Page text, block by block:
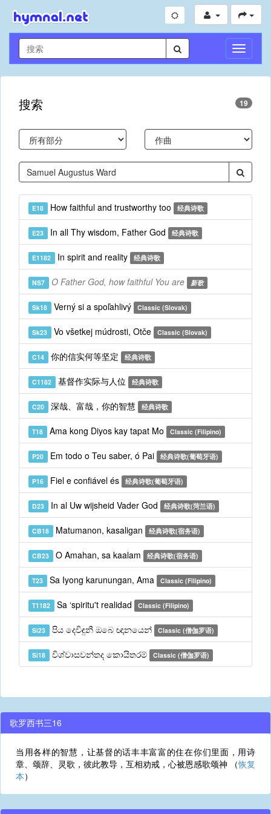
切
换
导
搜索 19
E18 How faithful and trustworthy too 经典诗歌
E23 In all Thy wisdom, Father God 经典诗歌
E1182 In spirit and reality 经典诗歌
NS7 O Father God, how faithful You are 新歌
Sk18 Verný si a spoľahlivý Classic (Slovak)
Sk23 Vo všetkej múdrosti, Otče Classic (Slovak)
C14 你的信实何等坚定 经典诗歌
C1182 基督作实际与人位 经典诗歌
C20 深哉、富哉，你的智慧 经典诗歌
T18 Ama kong Diyos kay tapat Mo Classic (Filipino)
P20 Em todo o Teu saber, ó Pai 经典诗歌(葡萄牙语)
P16 Fiel e confiável és 经典诗歌(葡萄牙语)
D23 In al Uw wijsheid Vader God 经典诗歌(菏兰语)
CB18 Matumanon, kasaligan 经典诗歌(宿务语)
CB23 O Amahan, sa kaalam 经典诗歌(宿务语)
T23 Sa Iyong karunungan, Ama Classic (Filipino)
T1182 Sa ‘spiritu't realidad Classic (Filipino)
Si23 පිය දෙවිඳුනී ඔබෙ ඥානයෙන් Classic (僧伽罗语)
Si18 විශ්වාසවන්තද කොයිතරම් Classic (僧伽罗语)
歌罗西书三16
当用各样的智慧，让基督的话丰丰富富的住在你们里面，用诗
章、颂辞、灵歌，彼此教导，互相劝戒，心被恩感歌颂神 （恢复
本）